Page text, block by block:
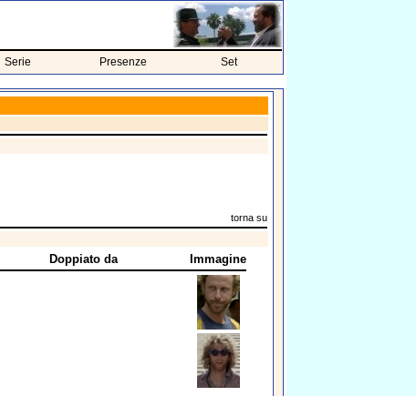
Serie Presenze Set
torna su
Doppiato da Immagine